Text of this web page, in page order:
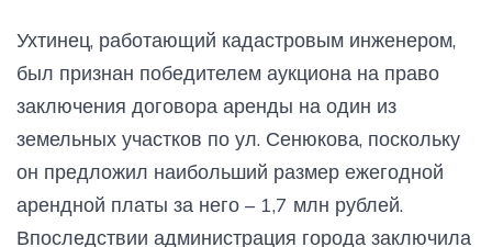
Ухтинец, работающий кадастровым инженером,
был признан победителем аукциона на право
заключения договора аренды на один из
земельных участков по ул. Сенюкова, поскольку
он предложил наибольший размер ежегодной
арендной платы за него – 1,7 млн рублей.
Впоследствии администрация города заключила